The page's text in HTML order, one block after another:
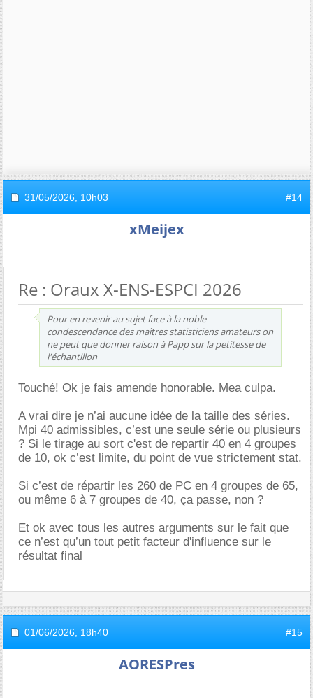
31/05/2026, 10h03 #14
xMeijex
Re : Oraux X-ENS-ESPCI 2026
Pour en revenir au sujet face à la noble
condescendance des maîtres statisticiens amateurs on
ne peut que donner raison à Papp sur la petitesse de
l'échantillon
Touché! Ok je fais amende honorable. Mea culpa.
A vrai dire je n’ai aucune idée de la taille des séries.
Mpi 40 admissibles, c’est une seule série ou plusieurs
? Si le tirage au sort c'est de repartir 40 en 4 groupes
de 10, ok c’est limite, du point de vue strictement stat.
Si c’est de répartir les 260 de PC en 4 groupes de 65,
ou même 6 à 7 groupes de 40, ça passe, non ?
Et ok avec tous les autres arguments sur le fait que
ce n’est qu’un tout petit facteur d'influence sur le
résultat final
01/06/2026, 18h40 #15
AORESPres